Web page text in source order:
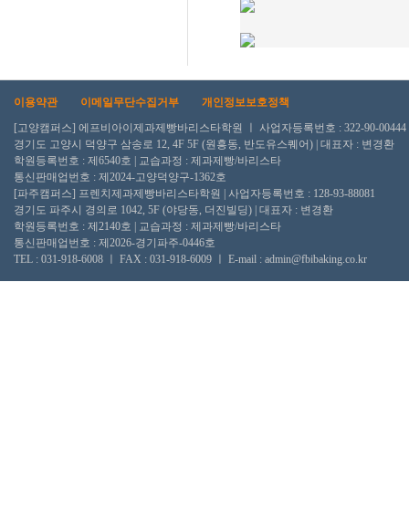
이용약관 이메일무단수집거부
개인정보보호정책
[고양캠퍼스] 에프비아이제과제빵바리스타학원 ㅣ 사업자등록번호 : 322-90-00444
경기도 고양시 덕양구 삼송로 12, 4F 5F (원흥동, 반도유스퀘어) | 대표자 : 변경환
학원등록번호 : 제6540호 | 교습과정 : 제과제빵/바리스타
통신판매업번호 : 제2024-고양덕양구-1362호
[파주캠퍼스] 프렌치제과제빵바리스타학원 | 사업자등록번호 : 128-93-88081
경기도 파주시 경의로 1042, 5F (야당동, 더진빌딩) | 대표자 : 변경환
학원등록번호 : 제2140호 | 교습과정 : 제과제빵/바리스타
통신판매업번호 : 제2026-경기파주-0446호
TEL : 031-918-6008 ㅣ FAX : 031-918-6009 ㅣ E-mail : admin@fbibaking.co.kr